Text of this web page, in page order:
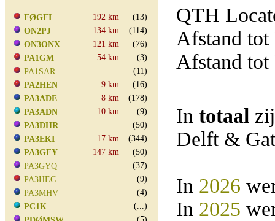
FØGFI 192 km
(13)
ON2PJ
134 km
(114)
ON3ONX
121 km
(76)
PA1GM
54 km
(3)
PA1SAR
(11)
PA2HEN
9 km
(16)
PA3ADE
8 km
(178)
PA3ADN
10 km
(9)
PA3DHR
(50)
PA3EKI
17 km
(344)
PA3GFY
147 km
(50)
PA3GYQ
(37)
PA3HEC
(9)
PA3MHV
(4)
PC1K
(...)
QTH
Afstand tot
Afstand tot
In totaal
Delft &
In 2026
In 2025